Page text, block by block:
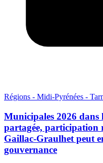
Régions - Midi-Pyrénées -
Municipales 2026
partagée, participation
Gaillac-Graulhet peut
gouvernance